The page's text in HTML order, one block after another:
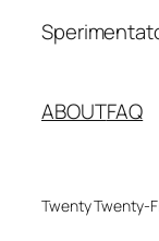
ABOUTFAQ
Twenty Twenty-